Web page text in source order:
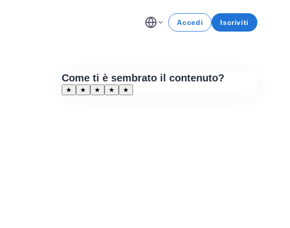
Accedi Iscriviti
Come ti è sembrato il contenuto?
★ ★ ★ ★ ★